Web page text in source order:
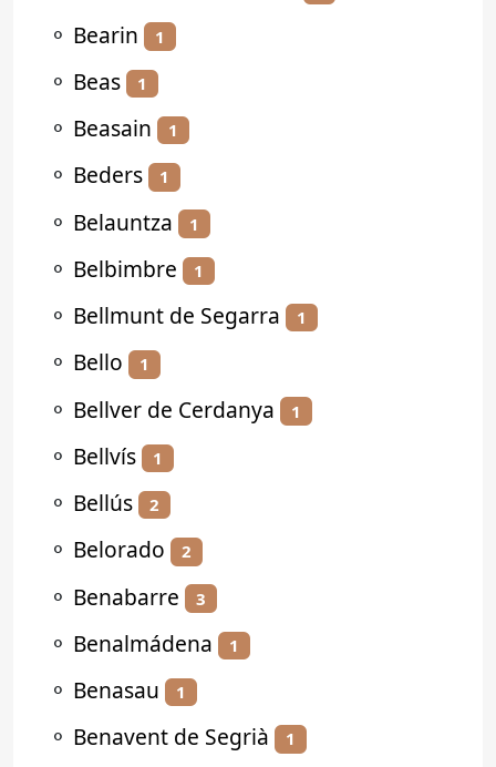
⚬ Bearin 1
⚬ Beas 1
⚬ Beasain 1
⚬ Beders 1
⚬ Belauntza 1
⚬ Belbimbre 1
⚬ Bellmunt de Segarra 1
⚬ Bello 1
⚬ Bellver de Cerdanya 1
⚬ Bellvís 1
⚬ Bellús 2
⚬ Belorado 2
⚬ Benabarre 3
⚬ Benalmádena 1
⚬ Benasau 1
⚬ Benavent de Segrià 1